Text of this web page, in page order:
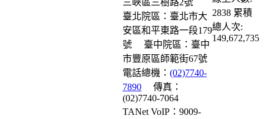
臺北院區：臺北市大
安區和平東路一段179
號
臺中院區：臺中
市豐原區師範街67號
電話總機： (02)7740-
7890
傳真：
(02)7740-7064
TANet VoIP：9009-
2838 累積
總人次:
149,672,735